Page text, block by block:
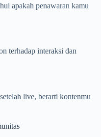
apakah penawaran kamu
terhadap interaksi dan
live, berarti kontenmu